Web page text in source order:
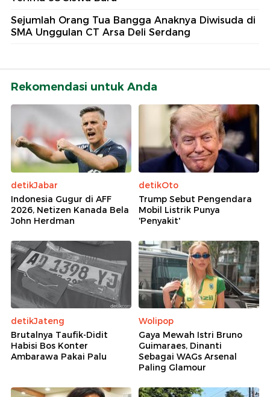
Sejumlah Orang Tua Bangga Anaknya Diwisuda di
SMA Unggulan CT Arsa Deli Serdang
Rekomendasi untuk Anda
detikJabar
Indonesia Gugur di AFF
2026, Netizen Kanada Bela
John Herdman
detikOto
Trump Sebut Pengendara
Mobil Listrik Punya
'Penyakit'
detikJateng
Brutalnya Taufik-Didit
Habisi Bos Konter
Ambarawa Pakai Palu
Wolipop
Gaya Mewah Istri Bruno
Guimaraes, Dinanti
Sebagai WAGs Arsenal
Paling Glamour